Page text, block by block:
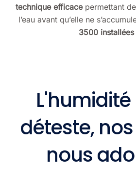
technique efficacepermettant
l’eau avant qu’elle ne
3500 installées
déteste,
nous